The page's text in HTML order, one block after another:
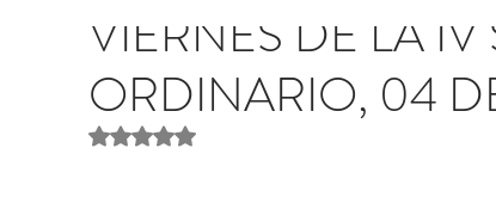
VIERNES DE LA
ORDINARIO, 04
Obtuvo NaN de 5 estrellas.